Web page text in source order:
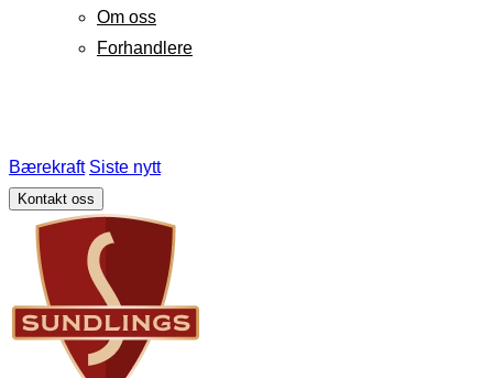
Om oss
Forhandlere
Bærekraft Siste nytt
Kontakt oss